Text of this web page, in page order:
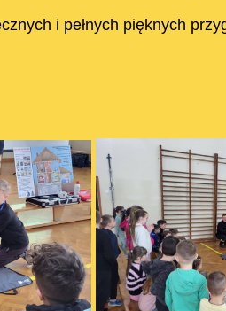
i pełnych pięknych